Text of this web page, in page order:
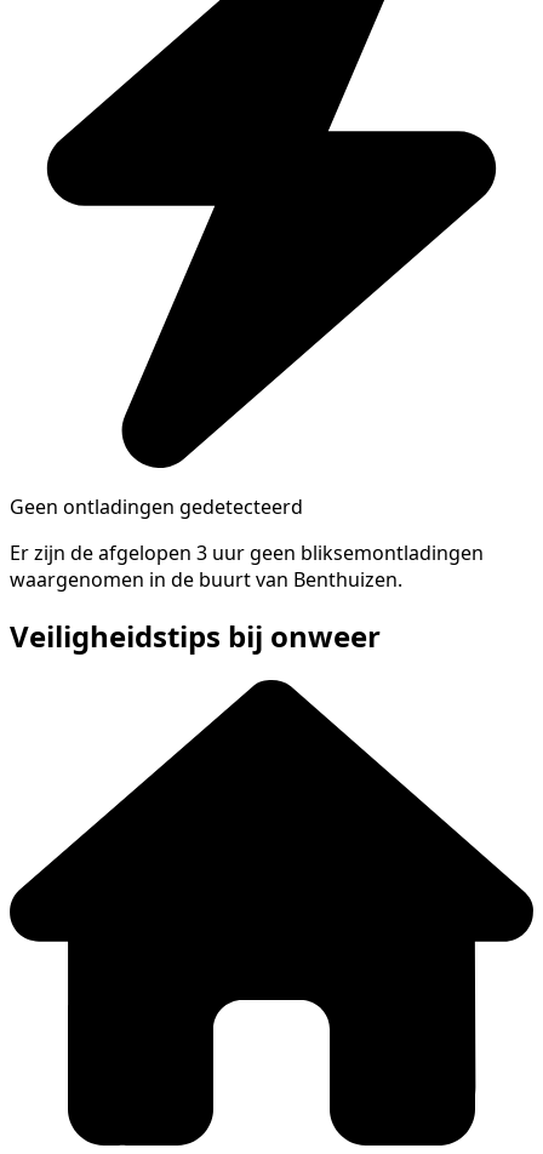
Geen ontladingen gedetecteerd
Er zijn de afgelopen 3 uur geen bliksemontladingen
waargenomen in de buurt van Benthuizen.
Veiligheidstips bij onweer